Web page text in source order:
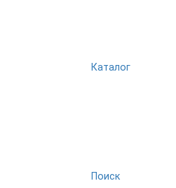
Каталог
Поиск